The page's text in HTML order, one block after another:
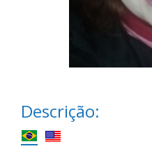
Descrição: